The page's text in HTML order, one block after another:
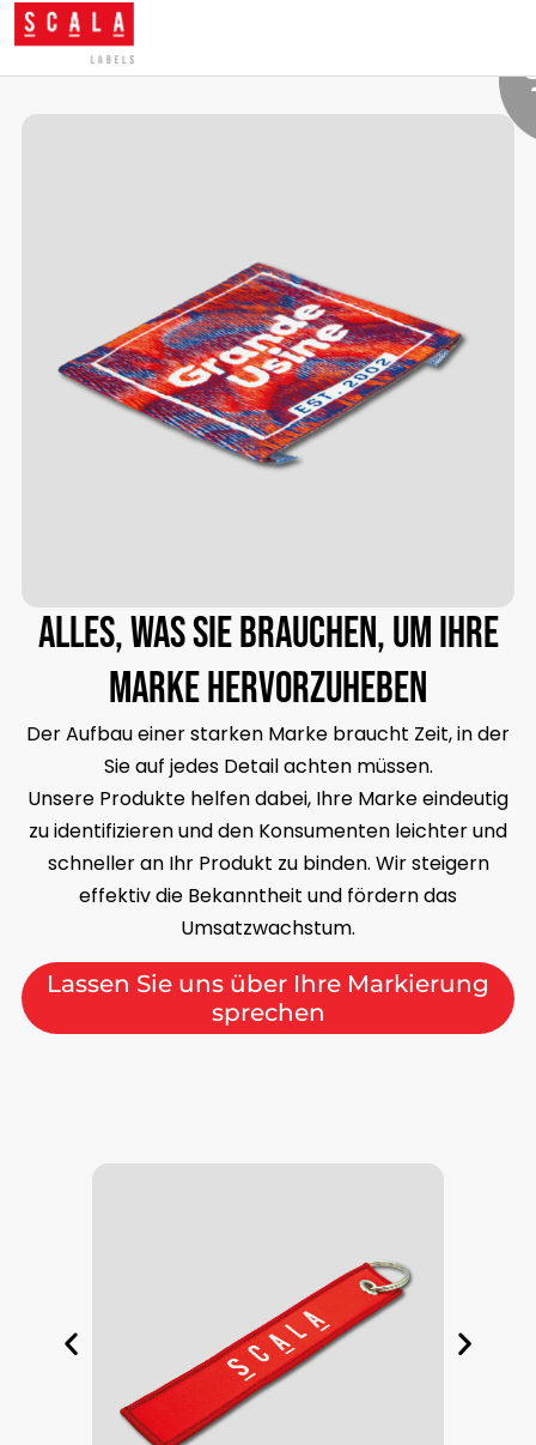
Alles, was Sie brauchen, um Ihre
Marke hervorzuheben
Der Aufbau einer starken Marke braucht Zeit, in der
Sie auf jedes Detail achten müssen.
Unsere Produkte helfen dabei, Ihre Marke eindeutig
zu identifizieren und den Konsumenten leichter und
schneller an Ihr Produkt zu binden. Wir steigern
effektiv die Bekanntheit und fördern das
Umsatzwachstum.
Lassen Sie uns über Ihre Markierung
sprechen